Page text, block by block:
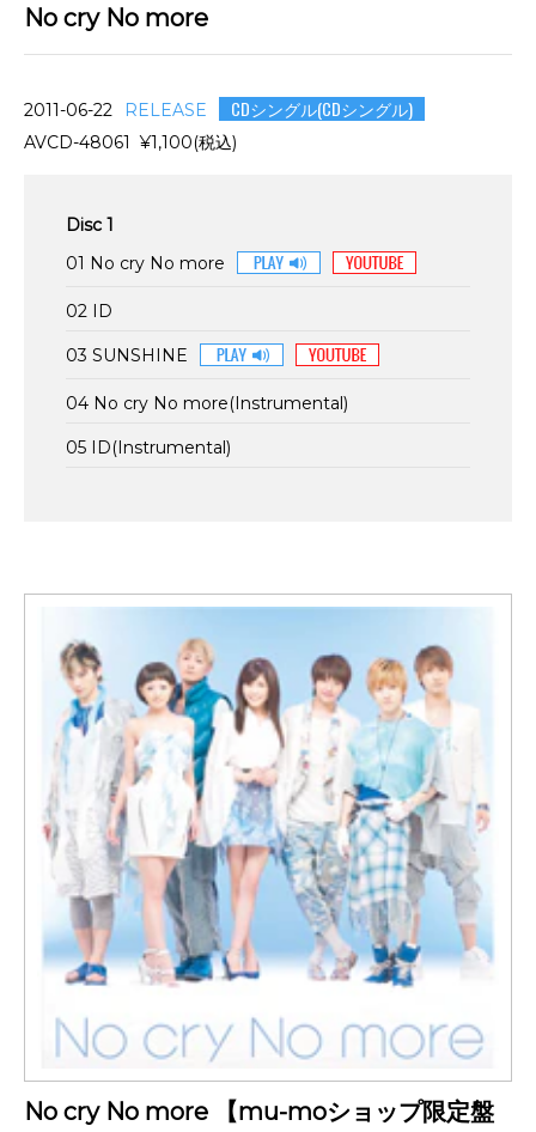
No cry No more
2011-06-22 RELEASE CDシングル(CDシングル)
AVCD-48061 ¥1,100(税込)
Disc 1
01 No cry No more
02 ID
03 SUNSHINE
04 No cry No more(Instrumental)
05 ID(Instrumental)
No cry No more 【mu-moショップ限定盤